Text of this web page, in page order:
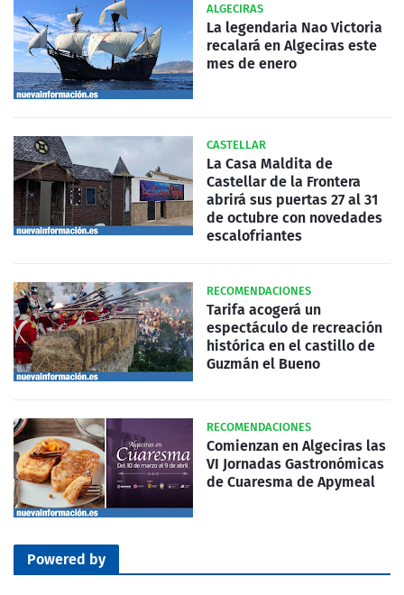
ALGECIRAS
La legendaria Nao Victoria
recalará en Algeciras este
mes de enero
CASTELLAR
La Casa Maldita de
Castellar de la Frontera
abrirá sus puertas 27 al 31
de octubre con novedades
escalofriantes
RECOMENDACIONES
Tarifa acogerá un
espectáculo de recreación
histórica en el castillo de
Guzmán el Bueno
RECOMENDACIONES
Comienzan en Algeciras las
VI Jornadas Gastronómicas
de Cuaresma de Apymeal
Powered by